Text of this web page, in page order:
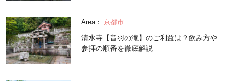
Area： 京都市
清水寺【音羽の滝】のご利益は？飲み方や
参拝の順番を徹底解説